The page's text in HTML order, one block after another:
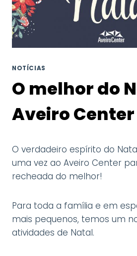
NOTÍCIAS
O melhor do
Aveiro Center
O verdadeiro espírito do
uma vez ao Aveiro Center
recheada do melhor!
Para toda a família e em
mais pequenos, temos um
atividades de Natal.